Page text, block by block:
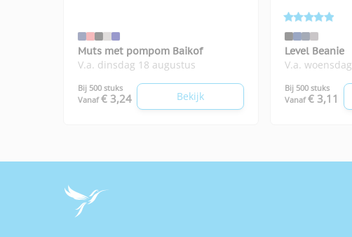
Muts met pompom Baikof
V.a. dinsdag 18 augustus
Bij 500 stuks
Vanaf € 3,24 Bekijk
Level Beanie
V.a.
Bij 500 stuks
Vanaf € 3,11